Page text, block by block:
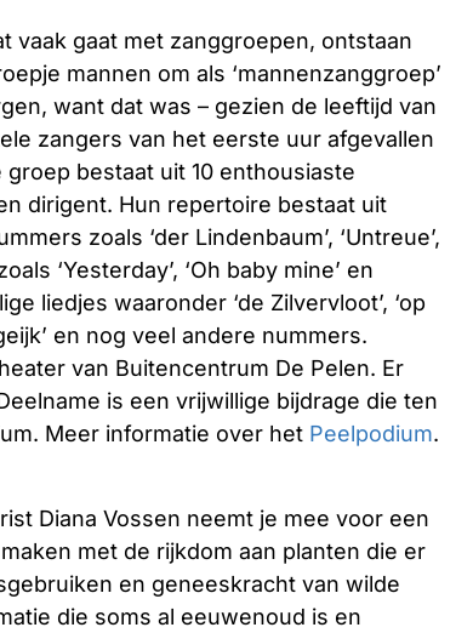
vaak gaat met zanggroepen, ontstaan
mannen om als ‘mannenzanggroep’
want dat was – gezien de leeftijd van
zangers van het eerste uur afgevallen
bestaat uit 10 enthousiaste
dirigent. Hun repertoire bestaat uit
zoals ‘der Lindenbaum’, ‘Untreue’,
‘Yesterday’, ‘Oh baby mine’ en
liedjes waaronder ‘de Zilvervloot’, ‘op
en nog veel andere nummers.
van Buitencentrum De Pelen. Er
is een vrijwillige bijdrage die ten
Meer informatie over het Peelpodium.
Diana Vossen neemt je mee voor een
met de rijkdom aan planten die er
en geneeskracht van wilde
die soms al eeuwenoud is en